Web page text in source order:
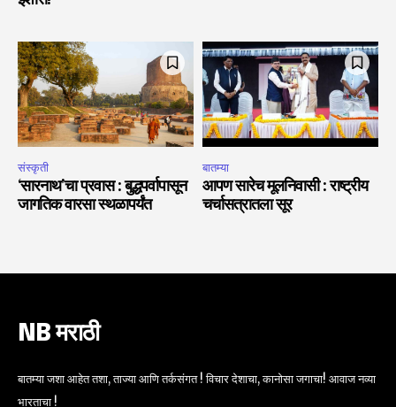
संस्कृती
‘सारनाथ’चा प्रवास : बुद्धपर्वापासून
जागतिक वारसा स्थळापर्यंत
बातम्या
आपण सारेच मूलनिवासी : राष्ट्रीय
चर्चासत्रातला सूर
NB मराठी
बातम्या जशा आहेत तशा, ताज्या आणि तर्कसंगत ! विचार देशाचा, कानोसा जगाचा! आवाज नव्या
भारताचा !